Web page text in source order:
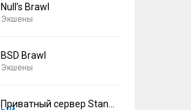
Null’s Brawl
Экшены
BSD Brawl
Экшены